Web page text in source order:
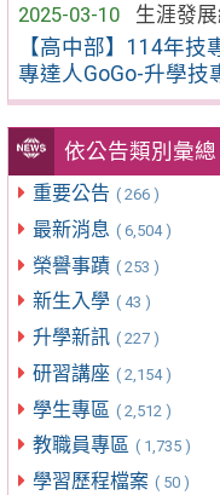
2025-03-10
生涯發展
【高中部】114年
專達人GoGo-升學技
依公告類別彙總
重要公告 ( 266 )
最新消息 ( 6,504 )
榮譽事蹟 ( 253 )
新生入學 ( 43 )
升學新訊 ( 227 )
研習講座 ( 2,154 )
學生專區 ( 2,512 )
教職員專區 ( 1,735 )
學習歷程檔案 ( 50 )